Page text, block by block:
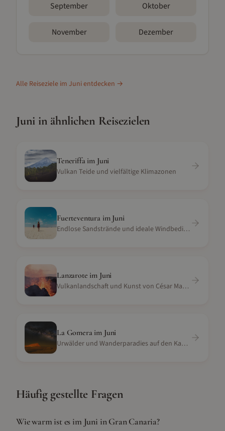
September Oktober
November Dezember
Alle Reiseziele im Junientdecken →
Juni in ähnlichen Reisezielen
Teneriffa im Juni
Vulkan Teide und vielfältige Klimazonen
Fuerteventura im Juni
Endlose Sandstrände und ideale Windbedingungen
Lanzarote im Juni
Vulkanlandschaft und Kunst von César Manrique
La Gomera im Juni
Urwälder und Wanderparadies auf den Kanaren
Häufig gestellte Fragen
Wie warm ist es im Juni in Gran Canaria?